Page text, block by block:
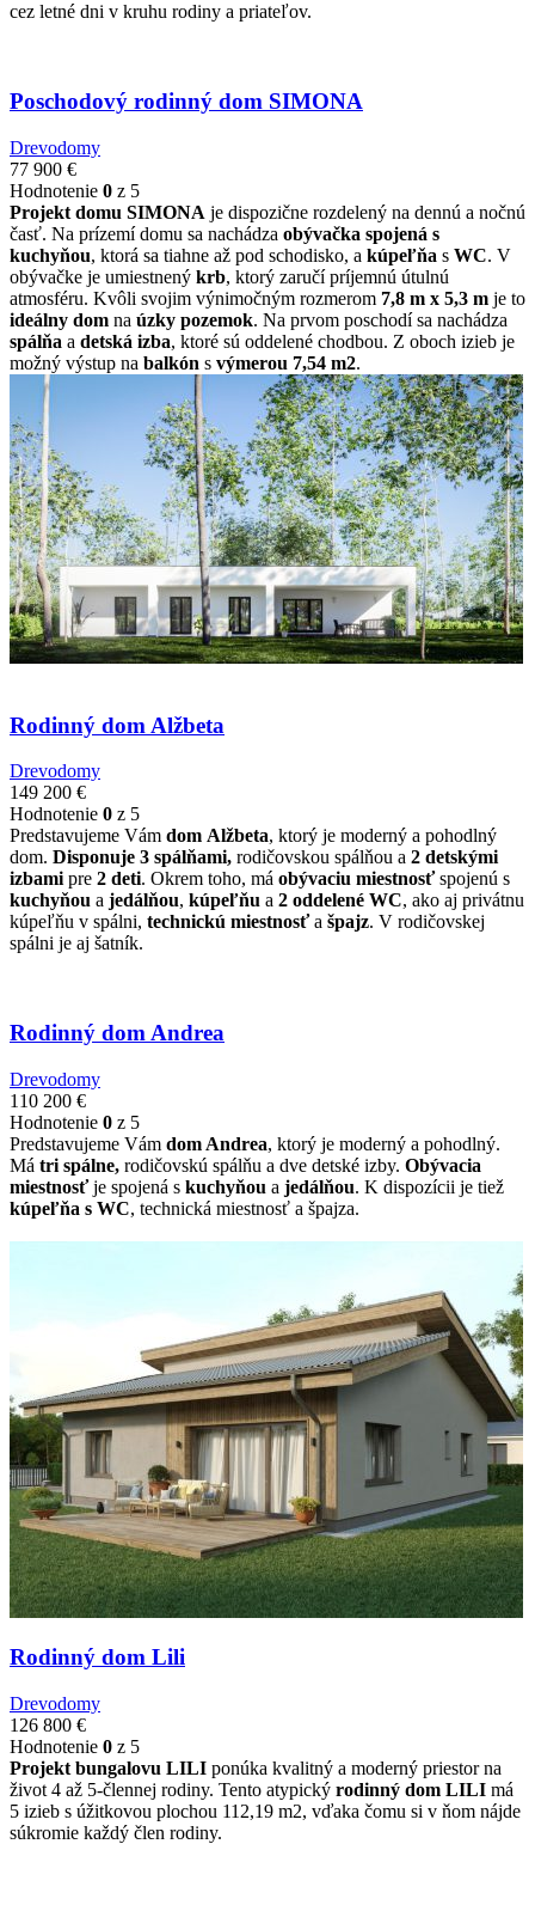
cez letné dni v kruhu rodiny a priateľov.
Poschodový rodinný dom SIMONA
Drevodomy
77 900 €
Hodnotenie 0 z 5
Projekt domu SIMONA je dispozične rozdelený na dennú a nočnú
časť. Na prízemí domu sa nachádza obývačka spojená s
kuchyňou, ktorá sa tiahne až pod schodisko, a kúpeľňa s WC. V
obývačke je umiestnený krb, ktorý zaručí príjemnú útulnú
atmosféru. Kvôli svojim výnimočným rozmerom 7,8 m x 5,3 m je to
ideálny dom na úzky pozemok. Na prvom poschodí sa nachádza
spálňa a detská izba, ktoré sú oddelené chodbou. Z oboch izieb je
možný výstup na balkón s výmerou 7,54 m2.
Rodinný dom Alžbeta
Drevodomy
149 200 €
Hodnotenie 0 z 5
Predstavujeme Vám dom Alžbeta, ktorý je moderný a pohodlný
dom. Disponuje 3 spálňami, rodičovskou spálňou a 2 detskými
izbami pre 2 deti. Okrem toho, má obývaciu miestnosťspojenú s
kuchyňou a jedálňou, kúpeľňu a 2 oddelené WC, ako aj privátnu
kúpeľňu v spálni, technickú miestnosťa špajz. V rodičovskej
spálni je aj šatník.
Rodinný dom Andrea
Drevodomy
110 200 €
Hodnotenie 0 z 5
Predstavujeme Vám dom Andrea, ktorý je moderný a pohodlný.
Má tri spálne, rodičovskú spálňu a dve detské izby. Obývacia
miestnosťje spojená s kuchyňou a jedálňou. K dispozícii je tiež
kúpeľňa s WC, technická miestnosť a špajza.
Rodinný dom Lili
Drevodomy
126 800 €
Hodnotenie 0 z 5
Projekt bungalovu LILI ponúka kvalitný a moderný priestor na
život 4 až 5-člennej rodiny. Tento atypický rodinný dom LILI má
5 izieb s úžitkovou plochou 112,19 m2, vďaka čomu si v ňom nájde
súkromie každý člen rodiny.